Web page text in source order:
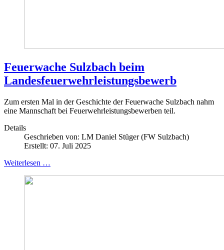
Feuerwache Sulzbach beim
Landesfeuerwehrleistungsbewerb
Zum ersten Mal in der Geschichte der Feuerwache Sulzbach nahm
eine Mannschaft bei Feuerwehrleistungsbewerben teil.
Details
Geschrieben von: LM Daniel Stüger (FW Sulzbach)
Erstellt: 07. Juli 2025
Weiterlesen …